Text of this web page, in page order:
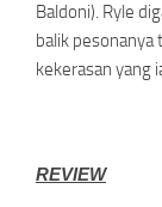
Baldoni). Ryle
balik pesonanya
kekerasan yang
REVIEW